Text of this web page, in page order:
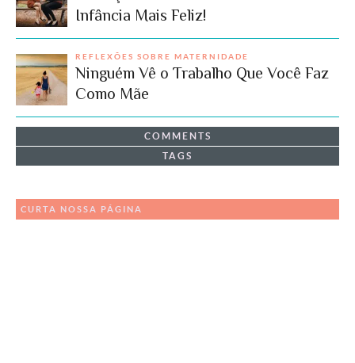
Infância Mais Feliz!
REFLEXÕES SOBRE MATERNIDADE
Ninguém Vê o Trabalho Que Você Faz
Como Mãe
COMMENTS
TAGS
CURTA NOSSA PÁGINA